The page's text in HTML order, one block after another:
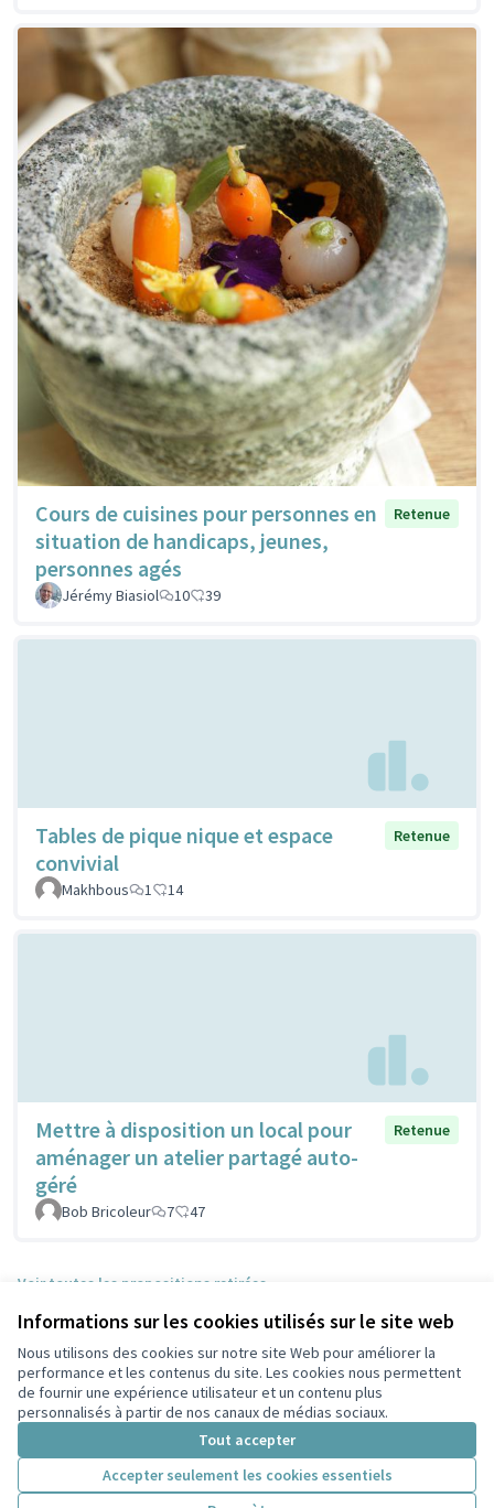
Informations sur les cookies utilisés sur le site web
Nous utilisons des cookies sur notre site Web pour améliorer la
performance et les contenus du site. Les cookies nous permettent
de fournir une expérience utilisateur et un contenu plus
personnalisés à partir de nos canaux de médias sociaux.
Tout accepter
Accepter seulement les cookies essentiels
Cours de cuisines pour personnes en
situation de handicaps, jeunes,
personnes agés
Retenue
Jérémy Biasiol 10 39
Tables de pique nique et espace
convivial
Retenue
Makhbous 1 14
Mettre à disposition un local pour
aménager un atelier partagé auto-
géré
Retenue
Bob Bricoleur 7 47
Voir toutes les propositions retirées
Conditions d'utilisation
Paramètres des cookies
Participez Villeurbanne sur X
(Lien externe)
Participez Villeurbanne sur Facebook
Participez Villeurbanne sur Instagram
Participez Villeurbanne sur YouTube
(Lien externe)
Licence
(Lien